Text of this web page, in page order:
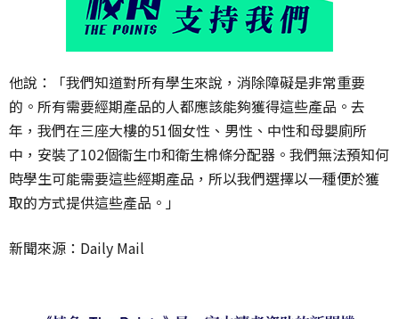
他說：「我們知道對所有學生來說，消除障礙是非常重要
的。所有需要經期產品的人都應該能夠獲得這些產品。去
年，我們在三座大樓的51個女性、男性、中性和母嬰廁所
中，安裝了102個衞生巾和衛生棉條分配器。我們無法預知何
時學生可能需要這些經期產品，所以我們選擇以一種便於獲
取的方式提供這些產品。」
新聞來源：Daily Mail